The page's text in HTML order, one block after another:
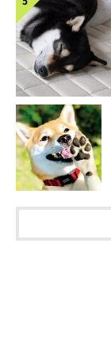
【獣医師解